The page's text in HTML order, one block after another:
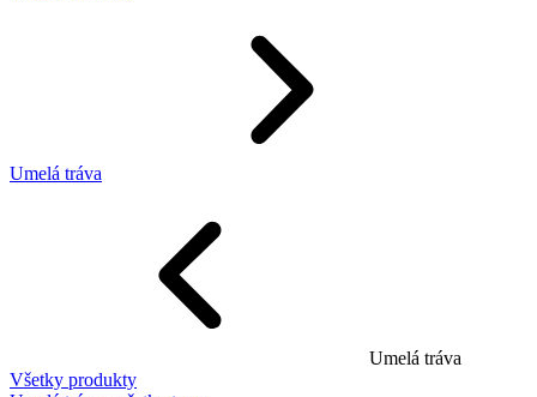
Umelá tráva
Umelá tráva
Všetky produkty